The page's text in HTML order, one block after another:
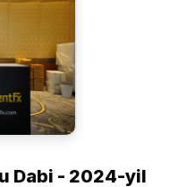
Dabi - 2024-yil